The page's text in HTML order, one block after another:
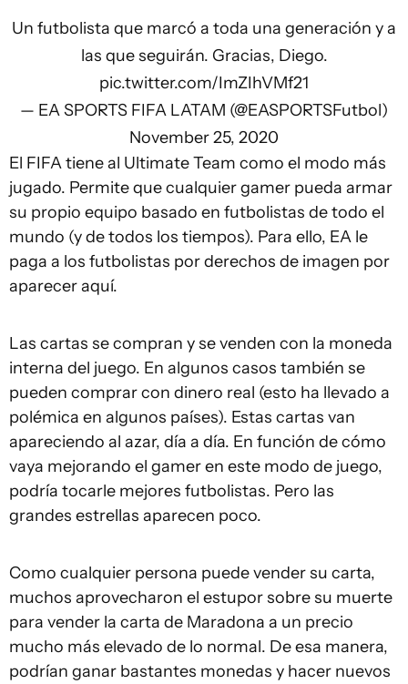
Un futbolista que marcó a toda una generación y a
las que seguirán. Gracias, Diego.
pic.twitter.com/ImZIhVMf21
— EA SPORTS FIFA LATAM (@EASPORTSFutbol)
November 25, 2020
El FIFA tiene al Ultimate Team como el modo más
jugado. Permite que cualquier gamer pueda armar
su propio equipo basado en futbolistas de todo el
mundo (y de todos los tiempos). Para ello, EA le
paga a los futbolistas por derechos de imagen por
aparecer aquí.
Las cartas se compran y se venden con la moneda
interna del juego. En algunos casos también se
pueden comprar con dinero real (esto ha llevado a
polémica en algunos países). Estas cartas van
apareciendo al azar, día a día. En función de cómo
vaya mejorando el gamer en este modo de juego,
podría tocarle mejores futbolistas. Pero las
grandes estrellas aparecen poco.
Como cualquier persona puede vender su carta,
muchos aprovecharon el estupor sobre su muerte
para vender la carta de Maradona a un precio
mucho más elevado de lo normal. De esa manera,
podrían ganar bastantes monedas y hacer nuevos